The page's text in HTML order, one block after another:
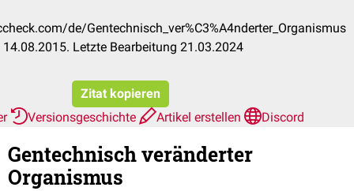
de/Gentechnisch_ver%C3%A4nderter_Organismus
Letzte Bearbeitung 21.03.2024
Zitat kopieren
Versionsgeschichte Artikel erstellen Discord
Gentechnisch veränderter
Organismus